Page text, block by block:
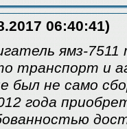
06:40:41)
ямз-
транспорт и
был не само
года